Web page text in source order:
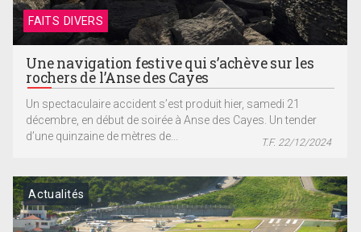
FAITS DIVERS
Une navigation festive qui s’achève sur les
rochers de l’Anse des Cayes
Un spectaculaire accident s’est produit hier, samedi 21
décembre, en début de soirée à Anse des Cayes. Un tender
d’une quinzaine de mètres de...
T.F. 22/12/2024
Actualités